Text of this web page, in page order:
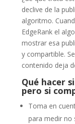
declive de la
algoritmo.
EdgeRank el
mostrar esa
y compartible.
contenido deja
Qué hacer
pero si
Toma en
para medir no